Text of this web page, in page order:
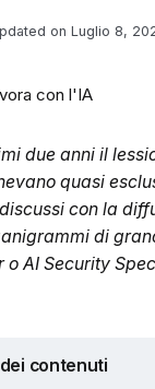
on Luglio 8,
due anni il
quasi
con la
di
o AI Security
contenuti